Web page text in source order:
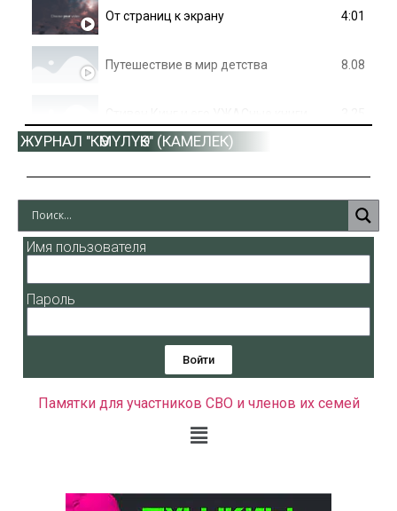
От страниц к экрану 4:01
Путешествие в мир детства 8.08
ЖУРНАЛ "КӨМҮЛҮӨК" (КАМЕЛЕК)
Имя пользователя
Пароль
Войти
Памятки для участников СВО и членов их семей